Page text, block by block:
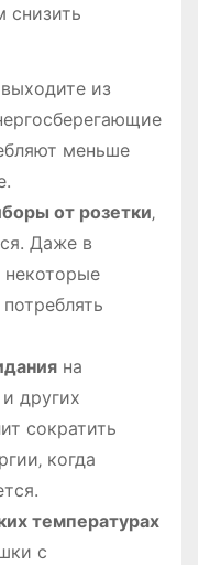
снизить
выходите из
меньше
от розетки‚
Даже в
на
других
сократить
когда
температурах
с